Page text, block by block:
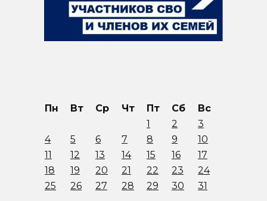
Пн Вт Ср Чт Пт Сб
Вс
1
2
3
4
5 6 7 8 9
10
11
12 13 14 15 16
17
18
19 20 21 22 23
24
25
26 27 28 29 30 31